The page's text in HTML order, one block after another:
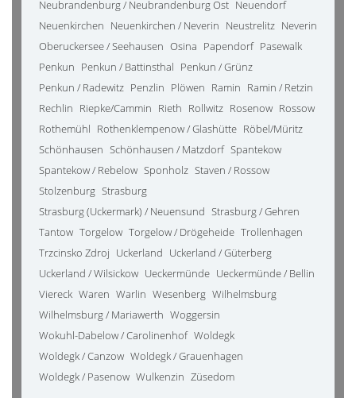
Neubrandenburg / Neubrandenburg Ost Neuendorf
Neuenkirchen Neuenkirchen / Neverin Neustrelitz Neverin
Oberuckersee / Seehausen Osina Papendorf Pasewalk
Penkun Penkun / Battinsthal Penkun / Grünz
Penkun / Radewitz Penzlin Plöwen Ramin Ramin / Retzin
Rechlin Riepke/Cammin Rieth Rollwitz Rosenow Rossow
Rothemühl Rothenklempenow / Glashütte Röbel/Müritz
Schönhausen Schönhausen / Matzdorf Spantekow
Spantekow / Rebelow Sponholz Staven / Rossow
Stolzenburg Strasburg
Strasburg (Uckermark) / Neuensund Strasburg / Gehren
Tantow Torgelow Torgelow / Drögeheide Trollenhagen
Trzcinsko Zdroj Uckerland Uckerland / Güterberg
Uckerland / Wilsickow Ueckermünde Ueckermünde / Bellin
Viereck Waren Warlin Wesenberg Wilhelmsburg
Wilhelmsburg / Mariawerth Woggersin
Wokuhl-Dabelow / Carolinenhof Woldegk
Woldegk / Canzow Woldegk / Grauenhagen
Woldegk / Pasenow Wulkenzin Züsedom